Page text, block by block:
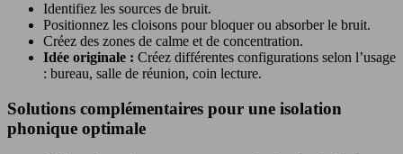
Identifiez les sources de bruit.
Positionnez les cloisons pour bloquer ou absorber le bruit.
Créez des zones de calme et de concentration.
Idée originale : Créez différentes configurations selon l’usage
: bureau, salle de réunion, coin lecture.
Solutions complémentaires pour une isolation
phonique optimale